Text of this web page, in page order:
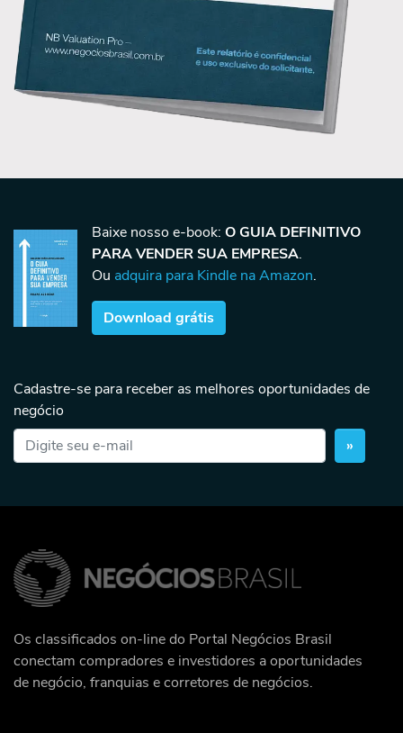
Baixe nosso e-book: O GUIA DEFINITIVO
PARA VENDER SUA EMPRESA.
Ou adquira para Kindle na Amazon.
Download grátis
Cadastre-se para receber as melhores oportunidades de
negócio
»
Os classificados on-line do Portal Negócios Brasil
conectam compradores e investidores a oportunidades
de negócio, franquias e corretores de negócios.